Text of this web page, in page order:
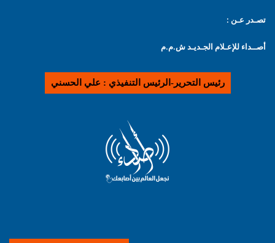
تصـدر عـن :
أصــداء للإعـلام الجـديـد ش.م.م
رئيس التحرير-الرئيس التنفيذي : علي الحسني